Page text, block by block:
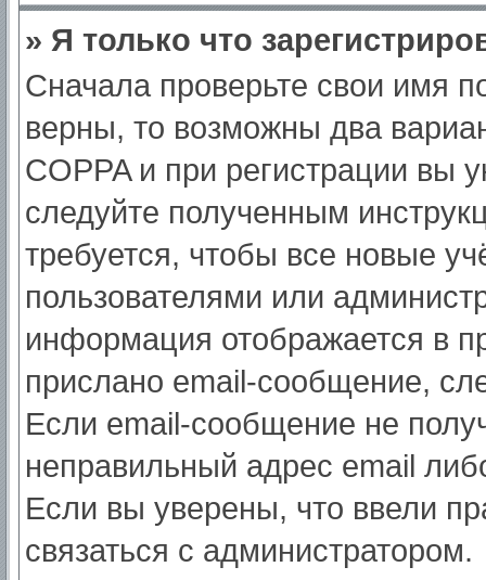
» Я только что
Сначала проверьте свои имя
верны, то возможны два
COPPA и при регистрации вы
следуйте полученным
требуется, чтобы все новые
пользователями или
информация отображается в
прислано email-сообщение,
Если email-сообщение не
неправильный адрес email
Если вы уверены, что ввели
связаться с администратором.